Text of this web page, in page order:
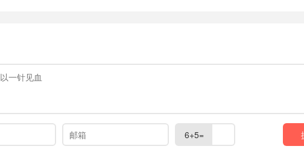
6+5=